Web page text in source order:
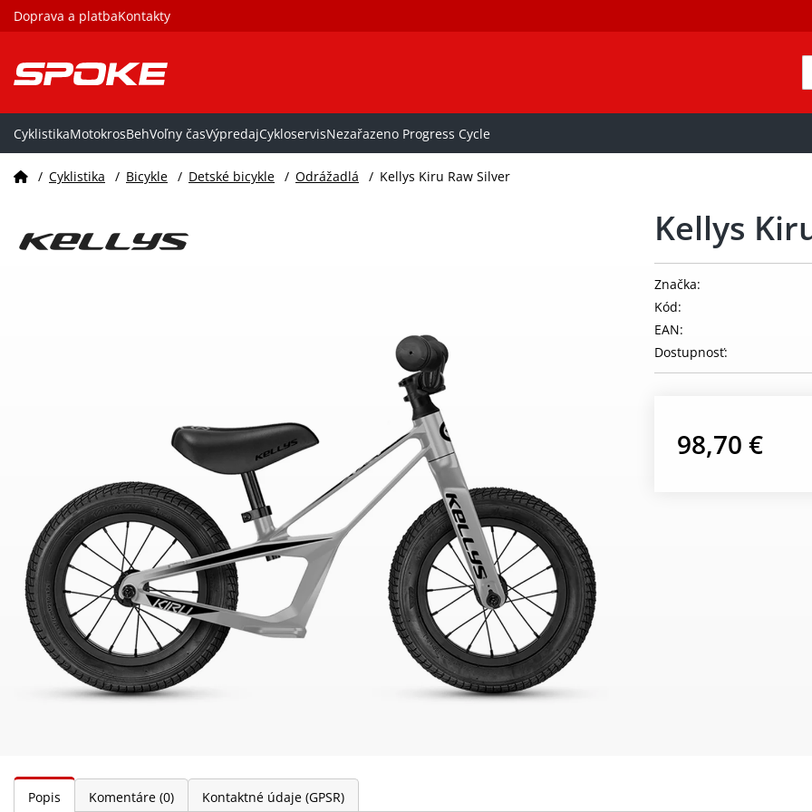
Doprava a platbaKontakty
CyklistikaMotokrosBehVoľny časVýpredajCykloservisNezařazeno Progress Cycle
/ Cyklistika / Bicykle / Detské bicykle / Odrážadlá / Kellys Kiru Raw Silver
Kellys
Značka:
Kód:
EAN:
Dostupnosť:
98,70 €
Popis Komentáre (0) Kontaktné údaje (GPSR)